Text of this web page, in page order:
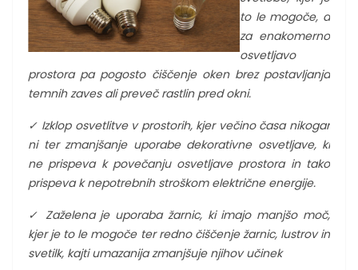
to le mogoče, a
za enakomerno
osvetljavo
prostora pa pogosto čiščenje oken brez postavljanja
temnih zaves ali preveč rastlin pred okni.
✓ Izklop osvetlitve v prostorih, kjer večino časa nikogar
ni ter zmanjšanje uporabe dekorativne osvetljave, ki
ne prispeva k povečanju osvetljave prostora in tako
prispeva k nepotrebnih stroškom električne energije.
✓ Zaželena je uporaba žarnic, ki imajo manjšo moč,
kjer je to le mogoče ter redno čiščenje žarnic, lustrov in
svetilk, kajti umazanija zmanjšuje njihov učinek